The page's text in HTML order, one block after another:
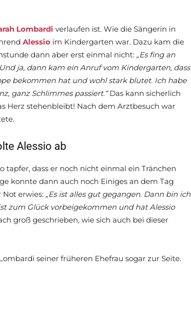
Lombardi verlaufen ist. Wie die Sängerin in
Alessio im Kindergarten war. Dazu kam die
dann aber erst einmal nicht: „Es fing an
ja, dann kam ein Anruf vom Kindergarten, dass
bekommen hat und wohl stark blutet. Ich habe
ganz Schlimmes passiert.“Das kann sicherlich
Herz stehenbleibt! Nach dem Arztbesuch war
Alessio ab
tapfer, dass er noch nicht einmal ein Tränchen
konnte dann auch noch Einiges an dem Tag
Not erwies: „Es ist alles gut gegangen. Dann bin ich
zum Glück vorbeigekommen und hat Alessio
groß geschrieben, wie sich auch bei dieser
seiner früheren Ehefrau sogar zur Seite.